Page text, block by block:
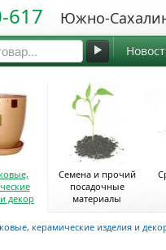
617 Южно-
декор
Семена и прочий
посадочные
материалы
керамические изделия и